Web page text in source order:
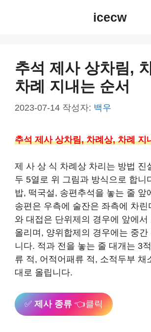
icecw
추석 제사 상차림,
차례 지내는 순서
2023-07-14 작성자: 백우
추석 제사 상차림, 차례상, 차례 지
제 사 상 식 차례상 차리는 방법 진
두 5열로 위 그림과 방식으로 합니
밥, 떡국설, 송편추석을 놓는 줄 앞
송편은 우측에 술잔은 좌측에 차린
와 대접은 단위제의 경우에 앞에서
올리며, 양위합제의 경우에는 중간
니다. 적과 전을 놓는 줄 대개는 3
류 적, 어적어패류 적, 소적두부 채
대로 올립니다.
✅ 제사 종류 👈클릭